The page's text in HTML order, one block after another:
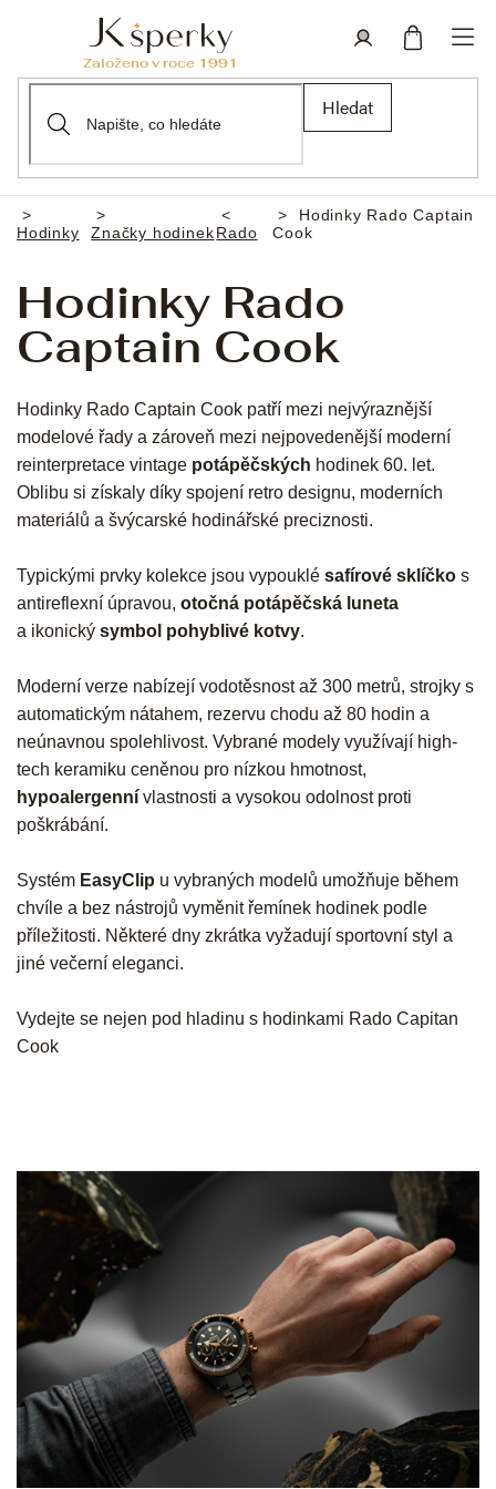
Hledat
Domů
Hodinky Značky hodinekRado
Hodinky Rado Captain
Cook
Hodinky Rado
Captain Cook
Hodinky Rado Captain Cook patří mezi nejvýraznější
modelové řady a zároveň mezi nejpovedenější moderní
reinterpretace vintage potápěčských hodinek 60. let.
Oblibu si získaly díky spojení retro designu, moderních
materiálů a švýcarské hodinářské preciznosti.
Typickými prvky kolekce jsou vypouklé safírové sklíčko s
antireflexní úpravou, otočná potápěčská luneta
a ikonický symbol pohyblivé kotvy.
Moderní verze nabízejí vodotěsnost až 300 metrů, strojky s
automatickým nátahem, rezervu chodu až 80 hodin a
neúnavnou spolehlivost. Vybrané modely využívají high-
tech keramiku ceněnou pro nízkou hmotnost,
hypoalergenní vlastnosti a vysokou odolnost proti
poškrábání.
Systém EasyClip u vybraných modelů umožňuje během
chvíle a bez nástrojů vyměnit řemínek hodinek podle
příležitosti. Některé dny zkrátka vyžadují sportovní styl a
jiné večerní eleganci.
Vydejte se nejen pod hladinu s hodinkami Rado Capitan
Cook